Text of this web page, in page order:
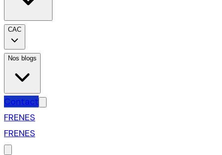
CAC
Nos blogs
Contact
FRENES
FRENES